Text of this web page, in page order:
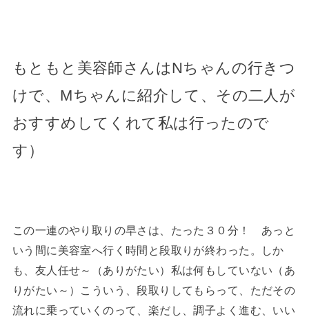
もともと美容師さんはNちゃんの行きつ
けで、Mちゃんに紹介して、その二人が
おすすめしてくれて私は行ったので
す）
この一連のやり取りの早さは、たった３０分！ あっと
いう間に美容室へ行く時間と段取りが終わった。しか
も、友人任せ～（ありがたい）私は何もしていない（あ
りがたい～）こういう、段取りしてもらって、ただその
流れに乗っていくのって、楽だし、調子よく進む、いい